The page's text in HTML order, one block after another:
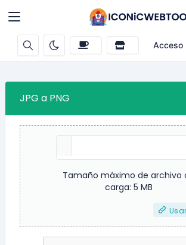
Acceso
JPG a PNG
Tamaño máximo de archivo
carga: 5 MB